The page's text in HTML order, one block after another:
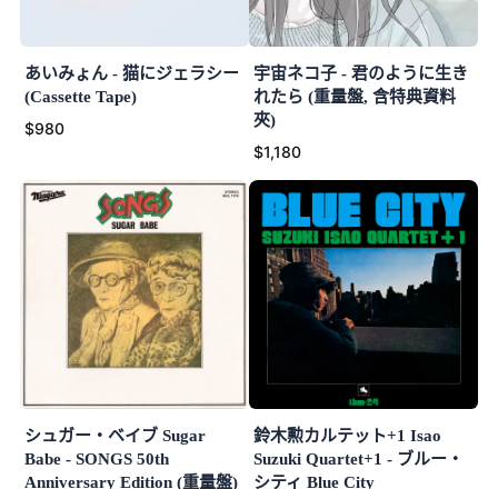
あいみょん - 猫にジェラシー
(Cassette Tape)
$980
宇宙ネコ子 - 君のように生き
れたら (重量盤, 含特典資料
夾)
$1,180
シュガー・ベイブ Sugar
Babe - SONGS 50th
Anniversary Edition (重量盤)
鈴木勲カルテット+1 Isao
Suzuki Quartet+1 - ブルー・
シティ Blue City